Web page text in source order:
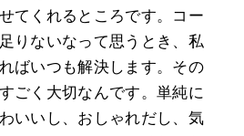
てくれるところです。コー
りないなって思うとき、私
ばいつも解決します。その
ごく大切なんです。単純に
いいし、おしゃれだし、気